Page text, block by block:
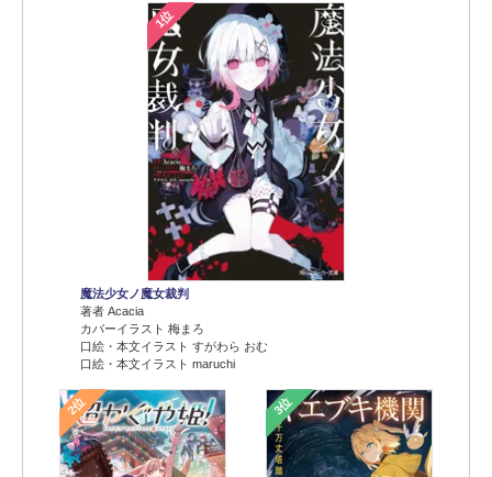
1位
魔法少女ノ魔女裁判
著者 Acacia
カバーイラスト 梅まろ
口絵・本文イラスト すがわら おむ
口絵・本文イラスト maruchi
2位 3位